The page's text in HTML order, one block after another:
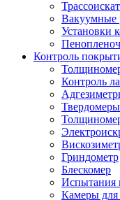
Вакуумные
Установки
Контроль
Контроль
Гриндометр
Блескомер
Испытания
Камеры для